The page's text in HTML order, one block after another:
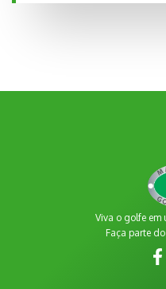
Viva o golfe em
Faça parte